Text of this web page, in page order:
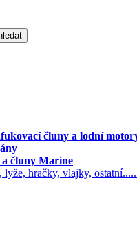
čluny a lodní
čluny Marine